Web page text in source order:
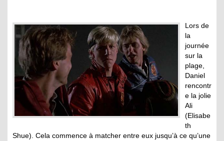
Lors de
la
journée
sur la
plage,
Daniel
rencontr
e la jolie
Ali
(Elisabe
th
Shue). Cela commence à matcher entre eux jusqu’à ce qu’une